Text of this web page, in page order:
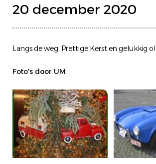
20 december 2020
Langs de weg. Prettige Kerst en gelukkig
Foto's door UM